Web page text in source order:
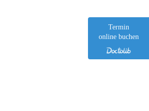
Termin
online buchen